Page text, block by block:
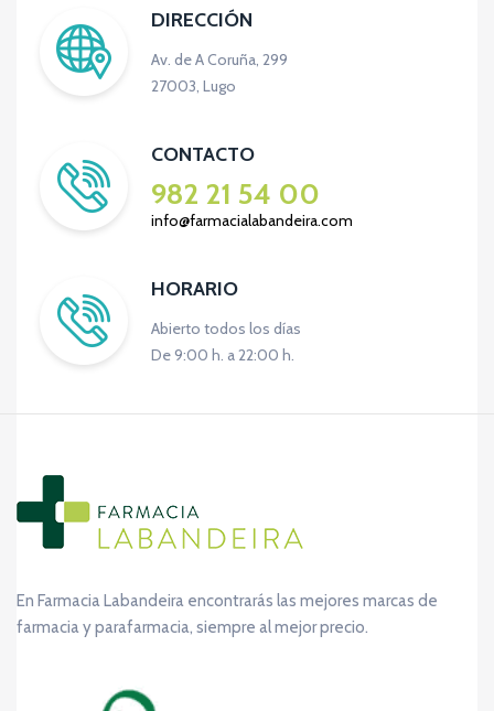
DIRECCIÓN
Av. de A Coruña, 299
27003, Lugo
CONTACTO
982 21 54 00
info@farmacialabandeira.com
HORARIO
Abierto todos los días
De 9:00 h. a 22:00 h.
En Farmacia Labandeira encontrarás las mejores marcas de
farmacia y parafarmacia, siempre al mejor precio.